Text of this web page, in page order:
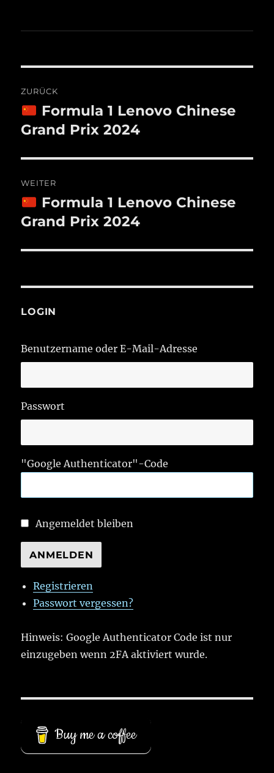
ZURÜCK
Vorheriger
Beitrag:
Formula 1 Lenovo Chinese
Grand Prix 2024
WEITER
Nächster
Beitrag:
Formula 1 Lenovo Chinese
Grand Prix 2024
LOGIN
Benutzername oder E-Mail-Adresse
Passwort
"Google Authenticator"-Code
Angemeldet bleiben
ANMELDEN
Registrieren
Passwort vergessen?
Hinweis: Google Authenticator Code ist nur
einzugeben wenn 2FA aktiviert wurde.
Buy me a coffee